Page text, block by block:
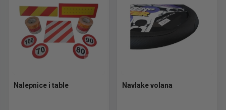
Nalepnice i table Navlake volana